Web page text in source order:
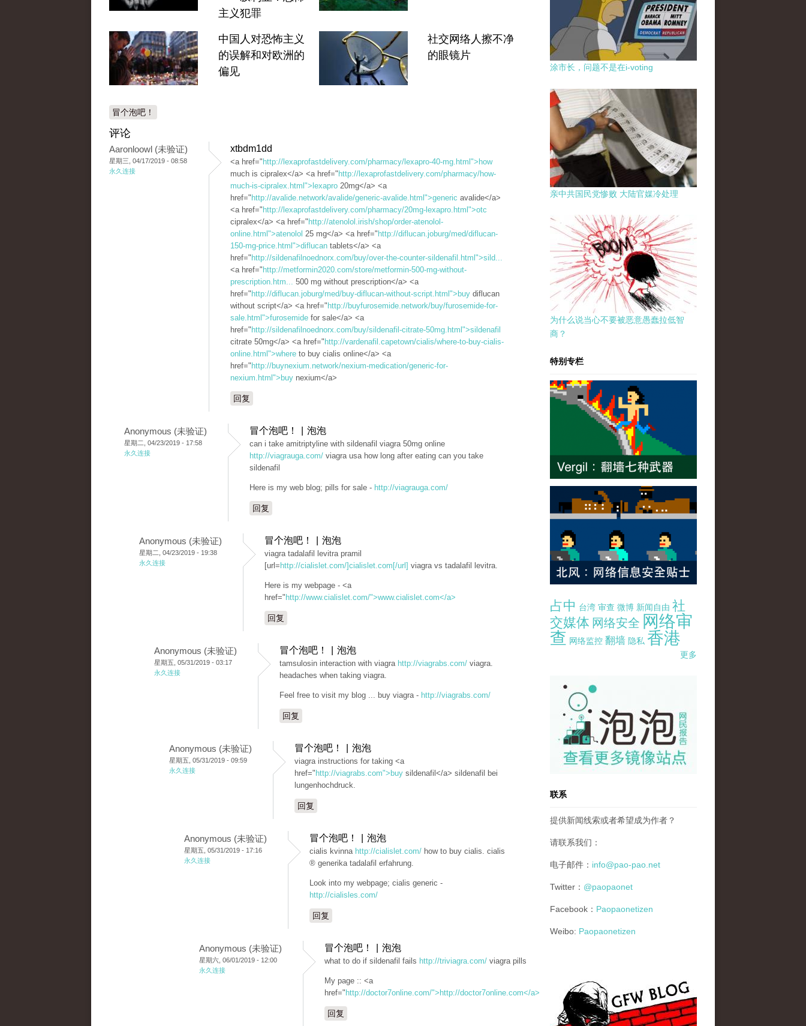
主义犯罪
中国人对恐怖主义
的误解和对欧洲的
偏见
社交网络人擦不净
的眼镜片
冒个泡吧！
评论
Aaronloowl (未验证)
星期三, 04/17/2019 - 08:58
永久连接
xtbdm1dd
<a href=" http://lexaprofastdelivery.com/pharmacy/lexapro-40-mg.html">how
much is cipralex</a> <a href=" http://lexaprofastdelivery.com/pharmacy/how-
much-is-cipralex.html">lexapro 20mg</a> <a
href=" http://avalide.network/avalide/generic-avalide.html">generic avalide</a>
<a href=" http://lexaprofastdelivery.com/pharmacy/20mg-lexapro.html">otc
cipralex</a> <a href=" http://atenolol.irish/shop/order-atenolol-
online.html">atenolol 25 mg</a> <a href=" http://diflucan.joburg/med/diflucan-
150-mg-price.html">diflucan tablets</a> <a
href=" http://sildenafilnoednorx.com/buy/over-the-counter-sildenafil.html">sild...
<a href=" http://metformin2020.com/store/metformin-500-mg-without-
prescription.htm... 500 mg without prescription</a> <a
href=" http://diflucan.joburg/med/buy-diflucan-without-script.html">buy diflucan
without script</a> <a href=" http://buyfurosemide.network/buy/furosemide-for-
sale.html">furosemide for sale</a> <a
href=" http://sildenafilnoednorx.com/buy/sildenafil-citrate-50mg.html">sildenafil
citrate 50mg</a> <a href=" http://vardenafil.capetown/cialis/where-to-buy-cialis-
online.html">where to buy cialis online</a> <a
href=" http://buynexium.network/nexium-medication/generic-for-
nexium.html">buy nexium</a>
回复
Anonymous (未验证)
星期二, 04/23/2019 - 17:58
永久连接
冒个泡吧！ | 泡泡
can i take amitriptyline with sildenafil viagra 50mg online
http://viagrauga.com/ viagra usa how long after eating can you take
sildenafil
Here is my web blog; pills for sale - http://viagrauga.com/
回复
Anonymous (未验证)
星期二, 04/23/2019 - 19:38
永久连接
冒个泡吧！ | 泡泡
viagra tadalafil levitra pramil
[url= http://cialislet.com/]cialislet.com[/url] viagra vs tadalafil levitra.
Here is my webpage - <a
href=" http://www.cialislet.com/">www.cialislet.com</a>
回复
Anonymous (未验证)
星期五, 05/31/2019 - 03:17
永久连接
冒个泡吧！ | 泡泡
tamsulosin interaction with viagra http://viagrabs.com/ viagra.
headaches when taking viagra.
Feel free to visit my blog ... buy viagra - http://viagrabs.com/
回复
Anonymous (未验证)
星期五, 05/31/2019 - 09:59
永久连接
冒个泡吧！ | 泡泡
viagra instructions for taking <a
href=" http://viagrabs.com">buy sildenafil</a> sildenafil bei
lungenhochdruck.
回复
Anonymous (未验证)
星期五, 05/31/2019 - 17:16
永久连接
冒个泡吧！ | 泡泡
cialis kvinna http://cialislet.com/ how to buy cialis. cialis
® generika tadalafil erfahrung.
Look into my webpage; cialis generic -
http://cialisles.com/
回复
Anonymous (未验证)
星期六, 06/01/2019 - 12:00
永久连接
冒个泡吧！ | 泡泡
what to do if sildenafil fails http://triviagra.com/ viagra pills
My page :: <a
href=" http://doctor7online.com/">http://doctor7online.com</a>
回复
涂市长，问题不是在i-voting
亲中共国民党惨败 大陆官媒冷处理
为什么说当心不要被恶意愚蠢拉低智
商？
特别专栏
占中 台湾 审查 微博 新闻自由 社
交媒体 网络安全 网络审
查 网络监控 翻墙 隐私 香港
更多
pao-pao-banner-mirror-site-120814.jpg
联系
提供新闻线索或者希望成为作者？
请联系我们：
电子邮件： info@pao-pao.net
Twitter： @paopaonet
Facebook： Paopaonetizen
Weibo: Paopaonetizen
gfw_blog_small.jpg